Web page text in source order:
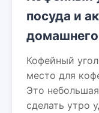
посуда и
домашнего
Кофейный
место для
Это
сделать утро